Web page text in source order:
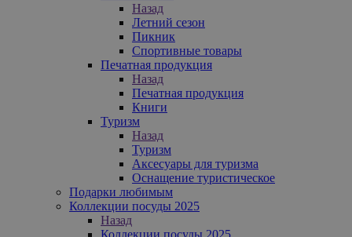
Назад
Летний сезон
Пикник
Спортивные товары
Печатная продукция
Назад
Печатная продукция
Книги
Туризм
Назад
Туризм
Аксесуары для туризма
Оснащение туристическое
Подарки любимым
Коллекции посуды 2025
Назад
Коллекции посуды 2025